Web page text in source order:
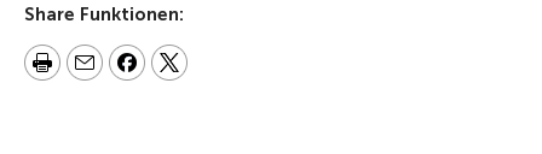
Share Funktionen: